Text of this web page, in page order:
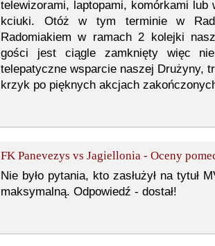
telewizorami, laptopami, komórkami lub
kciuki. Otóż w tym terminie w
Radomiakiem w ramach 2 kolejki
gości jest ciągle zamknięty więc
telepatyczne wsparcie naszej Drużyny,
krzyk po pięknych akcjach
FK Panevezys vs Jagiellonia - Oceny
Nie było pytania, kto zasłużył na tytuł
maksymalną. Odpowiedź - dostał!